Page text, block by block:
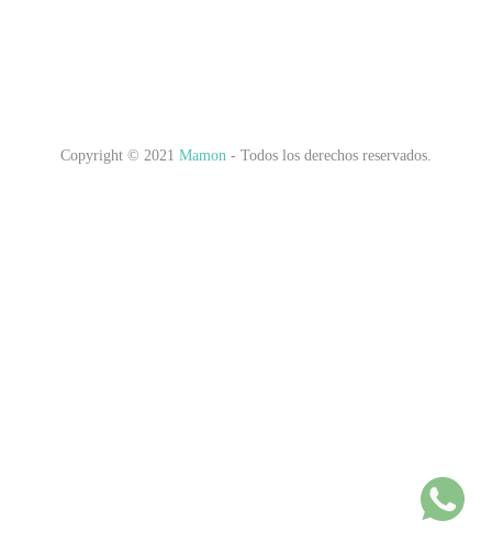
Copyright © 2021 Mamon - Todos los derechos reservados.